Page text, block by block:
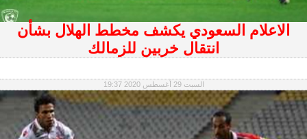
الاعلام السعودي يكشف مخطط الهلال بشأن
انتقال خربين للزمالك
السبت 29 أغسطس 2020 19:37